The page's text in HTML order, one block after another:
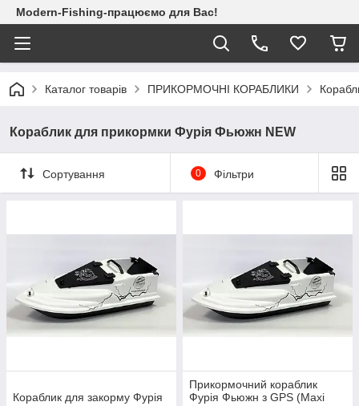
Modern-Fishing-працюємо для Вас!
Каталог товарів ПРИКОРМОЧНІ КОРАБЛИКИ
Кораблик для прикормки Фурія Фьюжн NEW
Сортування 0 Фільтри
Кораблик для закорму Фурія
Прикормочний кораблик
Фурія Фьюжн з GPS (Maxi